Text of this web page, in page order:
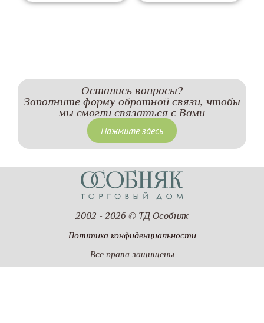
Остались вопросы?
Заполните форму обратной связи, чтобы
мы смогли связаться с Вами
Нажмите здесь
2002 - 2026 © ТД Особняк
Политика конфиденциальности
Все права защищены